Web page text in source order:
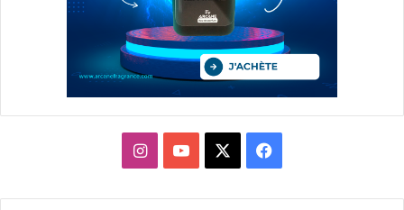
فيسبوك يوتيوبانستقرام